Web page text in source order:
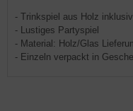
- Trinkspiel aus Holz
- Lustiges Partyspiel
- Material: Holz/Glas
- Einzeln verpackt in